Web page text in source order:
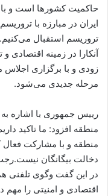
حاکمیت کشورها است و
ایران در مبارزه با
تروریسم استقبال
آنکارا در زمینه
زودی و با برگزاری
مرحله جدیدی می‌شود.
رییس جمهوری با اشاره
منطقه افزود: ما تاکید
منطقه و با مشارکت
دخالت بیگانگان
در این گفت وگوی تلفنی
اقتصادی و امنیتی را